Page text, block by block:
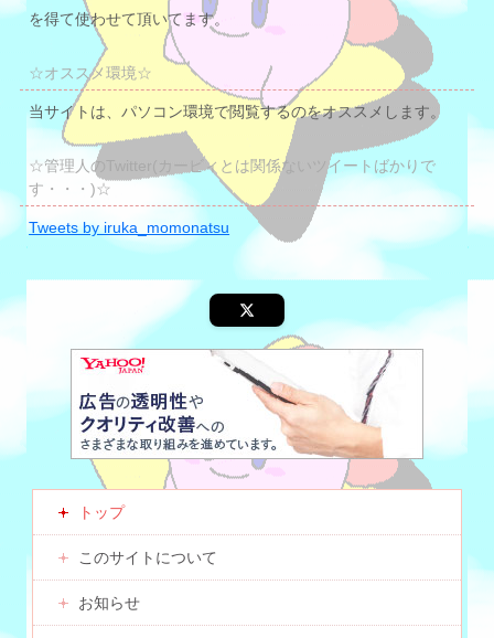
を得て使わせて頂いてます。
☆オススメ環境☆
当サイトは、パソコン環境で閲覧するのをオススメします。
☆管理人のTwitter(カービィとは関係ないツイートばかりで
す・・・)☆
Tweets by iruka_momonatsu
トップ
このサイトについて
お知らせ